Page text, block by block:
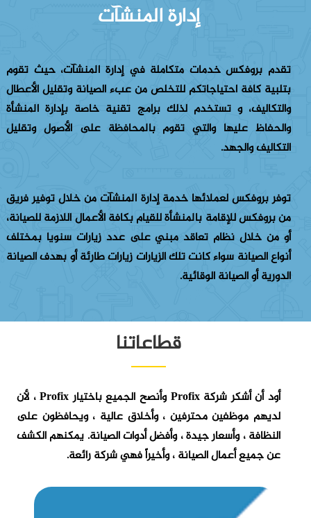
إدارة المنشآت
تقدم بروفكس خدمات متكاملة في إدارة المنشآت، حيث تقوم
بتلبية كافة احتياجاتكم للتخلص من عبء الصيانة وتقليل الأعطال
والتكاليف، و تستخدم لذلك برامج تقنية خاصة بإدارة المنشأة
والحفاظ عليها والتي تقوم بالمحافظة على الأصول وتقليل
التكاليف والجهد.
توفر بروفكس لعملائها خدمة إدارة المنشآت من خلال توفير فريق
من بروفكس للإقامة بالمنشأة للقيام بكافة الأعمال اللازمة للصيانة،
أو من خلال نظام تعاقد مبني على عدد زيارات سنويا بمختلف
أنواع الصيانة سواء كانت تلك الزيارات زيارات طارئة أو بهدف الصيانة
الدورية أو الصيانة الوقائية.
قطاعاتنا
أود أن أشكر شركة Profix وأنصح الجميع باختيار Profix ، لأن
لديهم موظفين محترفين ، وأخلاق عالية ، ويحافظون على
النظافة ، وأسعار جيدة ، وأفضل أدوات الصيانة. يمكنهم الكشف
عن جميع أعمال الصيانة ، وأخيراً فهي شركة رائعة.